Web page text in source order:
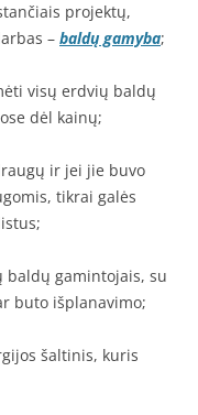
projektų,
– baldų gamyba;
visų erdvių baldų
dėl kainų;
ir jei jie buvo
tikrai galės
baldų gamintojais, su
buto išplanavimo;
šaltinis, kuris